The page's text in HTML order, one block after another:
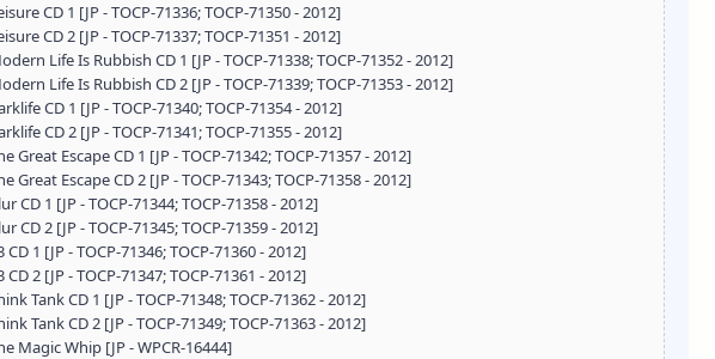
CD 1 [JP - TOCP-71336; TOCP-71350 - 2012]
CD 2 [JP - TOCP-71337; TOCP-71351 - 2012]
Life Is Rubbish CD 1 [JP - TOCP-71338; TOCP-71352 - 2012]
Life Is Rubbish CD 2 [JP - TOCP-71339; TOCP-71353 - 2012]
CD 1 [JP - TOCP-71340; TOCP-71354 - 2012]
CD 2 [JP - TOCP-71341; TOCP-71355 - 2012]
Great Escape CD 1 [JP - TOCP-71342; TOCP-71357 - 2012]
Great Escape CD 2 [JP - TOCP-71343; TOCP-71358 - 2012]
CD 1 [JP - TOCP-71344; TOCP-71358 - 2012]
CD 2 [JP - TOCP-71345; TOCP-71359 - 2012]
CD 1 [JP - TOCP-71346; TOCP-71360 - 2012]
CD 2 [JP - TOCP-71347; TOCP-71361 - 2012]
Tank CD 1 [JP - TOCP-71348; TOCP-71362 - 2012]
Tank CD 2 [JP - TOCP-71349; TOCP-71363 - 2012]
Magic Whip [JP - WPCR-16444]